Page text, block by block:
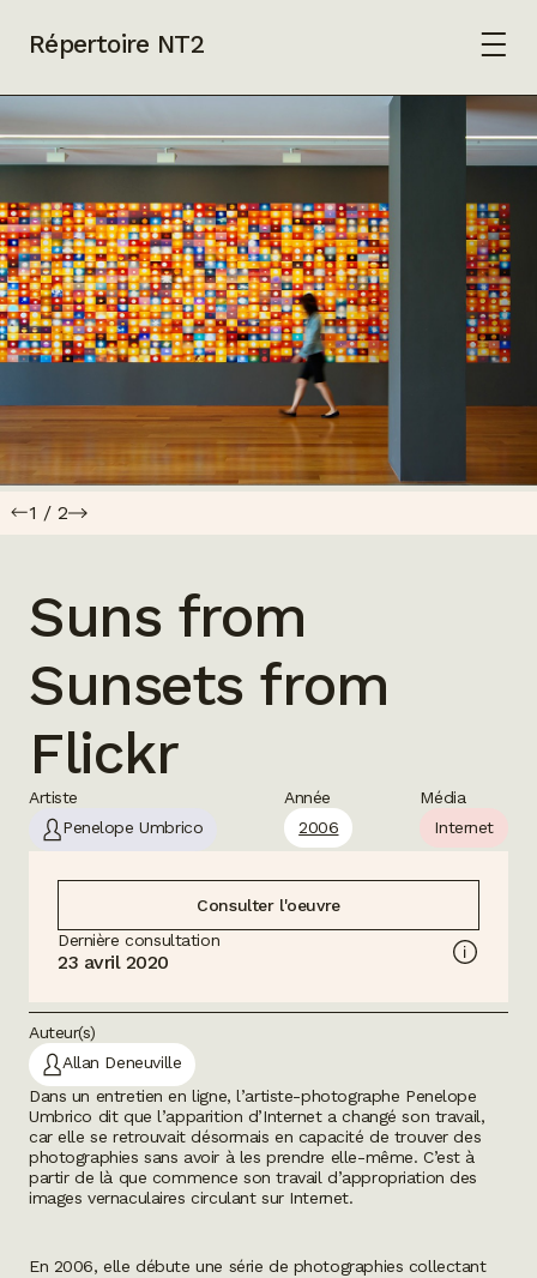
Répertoire NT2
1 / 2
Suns from
Sunsets from
Flickr
Artiste
Penelope Umbrico
Année
2006
Média
Internet
Consulter l'oeuvre
Dernière consultation
23 avril 2020
Auteur(s)
Allan Deneuville
Dans un entretien en ligne, l’artiste-photographe Penelope
Umbrico dit que l’apparition d’Internet a changé son travail,
car elle se retrouvait désormais en capacité de trouver des
photographies sans avoir à les prendre elle-même. C’est à
partir de là que commence son travail d’appropriation des
images vernaculaires circulant sur Internet.
En 2006, elle débute une série de photographies collectant